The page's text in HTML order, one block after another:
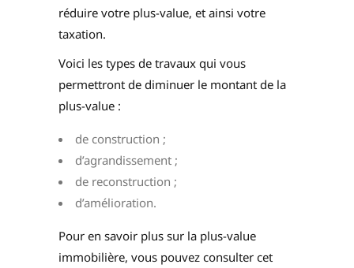
réduire votre plus-value, et ainsi votre
taxation.
Voici les types de travaux qui vous
permettront de diminuer le montant de la
plus-value :
de construction ;
d’agrandissement ;
de reconstruction ;
d’amélioration.
Pour en savoir plus sur la plus-value
immobilière, vous pouvez consulter cet